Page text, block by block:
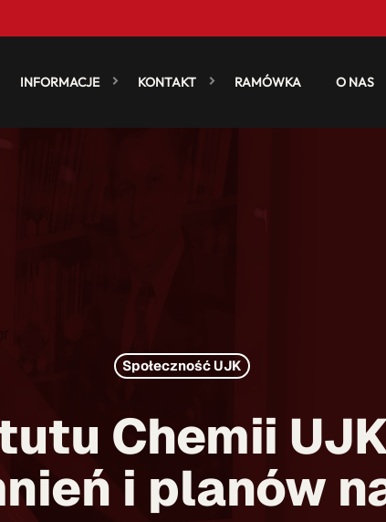
INFORMACJE KONTAKT RAMÓWKA O NAS
Społeczność UJK
Chemii
i planów